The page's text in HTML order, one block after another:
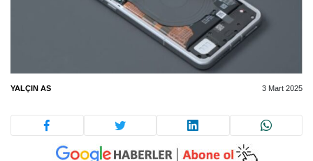
YALÇIN AS 3 Mart 2025